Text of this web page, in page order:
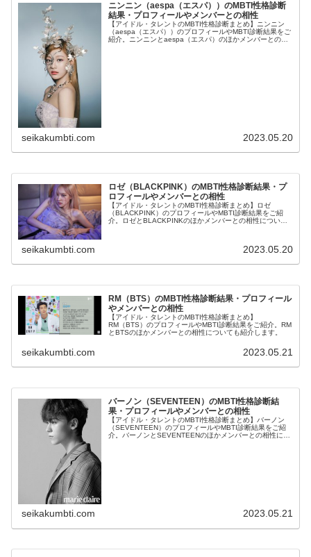
ニンニン（aespa（エスパ））のMBTI性格診断
結果・プロフィールやメンバーとの相性
【アイドル・タレントのMBTI性格診断まとめ】ニンニン
（aespa（エスパ））のプロフィールやMBTI診断結果をご
紹介。ニンニンとaespa（エスパ）のほかメンバーとの相
seikakumbti.com 2023.05.20
ロゼ（BLACKPINK）のMBTI性格診断結果・プ
ロフィールやメンバーとの相性
【アイドル・タレントのMBTI性格診断まとめ】ロゼ
（BLACKPINK）のプロフィールやMBTI診断結果をご紹
介。ロゼとBLACKPINKのほかメンバーとの相性について
seikakumbti.com 2023.05.20
RM（BTS）のMBTI性格診断結果・プロフィール
やメンバーとの相性
【アイドル・タレントのMBTI性格診断まとめ】
RM（BTS）のプロフィールやMBTI診断結果をご紹介。RM
とBTSのほかメンバーとの相性についても紹介します。
seikakumbti.com 2023.05.21
バーノン（SEVENTEEN）のMBTI性格診断結
果・プロフィールやメンバーとの相性
【アイドル・タレントのMBTI性格診断まとめ】バーノン
（SEVENTEEN）のプロフィールやMBTI診断結果をご紹
介。バーノンとSEVENTEENのほかメンバーとの相性につ
seikakumbti.com 2023.05.21